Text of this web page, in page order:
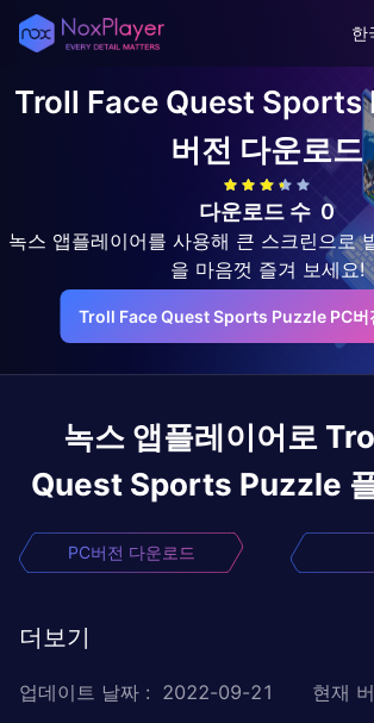
한
Troll Face Quest Sports
버전 다운로드
다운로드 수 0
녹스 앱플레이어를 사용해 큰 스크린으로
을 마음껏 즐겨 보세요!
Troll Face Quest Sports Puzzle PC버
녹스 앱플레이어로
Quest Sports Puzzle
PC버전 다운로드
더보기
업데이트 날짜 : 2022-09-21 현재